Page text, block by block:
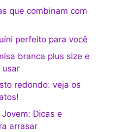
que combinam com
perfeito para você
branca plus size e
usar
redondo: veja os
Dicas e
arrasar